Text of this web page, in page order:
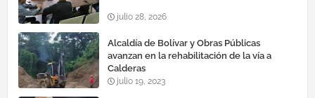
julio 28, 2026
Alcaldía de Bolívar y Obras Públicas
avanzan en la rehabilitación de la vía a
Calderas
julio 19, 2023